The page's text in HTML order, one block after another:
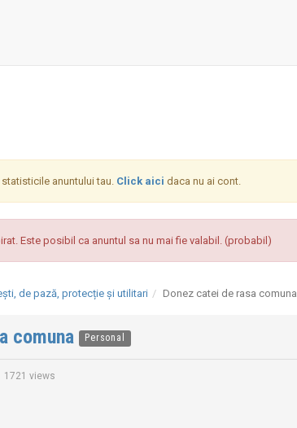
anuntului tau. Click aici daca nu ai cont.
Este posibil ca anuntul sa nu mai fie valabil. (probabil)
de pază, protecție și utilitari Donez catei de rasa comuna
comuna Personal
1721 views